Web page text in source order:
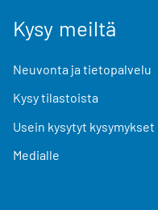
Kysy meiltä
Neuvonta ja tietopalvelu
Kysy tilastoista
Usein kysytyt kysymykset
Medialle